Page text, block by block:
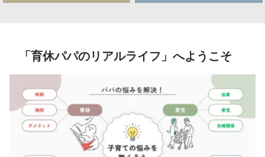
「育休パパのリアルライフ」へようこそ